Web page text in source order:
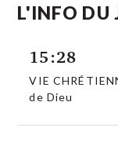
L'INFO DU
15:28
VIE
de Dieu